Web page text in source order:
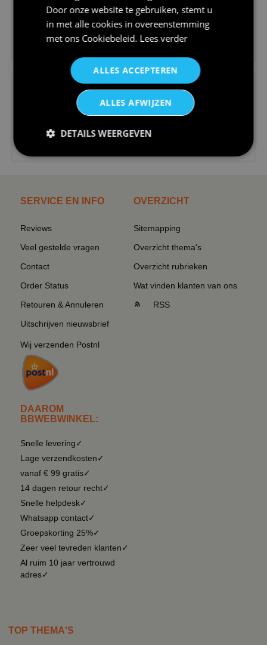
€24,95
€24,95
SERVICE EN INFO
Reviews
Veel gestelde vragen
Contact
Order Status
Retouren & Annuleren
Uitschrijven nieuwsbrief
Wij verzenden Postnl
DAAROM
BBWEBWINKEL:
Snelle levering✓
Lage verzendkosten✓
vanaf € 99 gratis✓
14 dagen retour recht✓
Snelle helpdesk✓
Whatsapp contact✓
Groepskorting 25%✓
Zeer veel tevreden klanten✓
Al ruim 10 jaar vertrouwd
adres✓
OVERZICHT
Sitemapping
Overzicht thema's
Overzicht rubrieken
Wat vinden klanten van ons
RSS
TOP THEMA'S
Door onze website te gebruiken, stemt u
in met alle cookies in overeenstemming
met ons Cookiebeleid. Lees verder
ALLES ACCEPTEREN
ALLES AFWIJZEN
DETAILS WEERGEVEN